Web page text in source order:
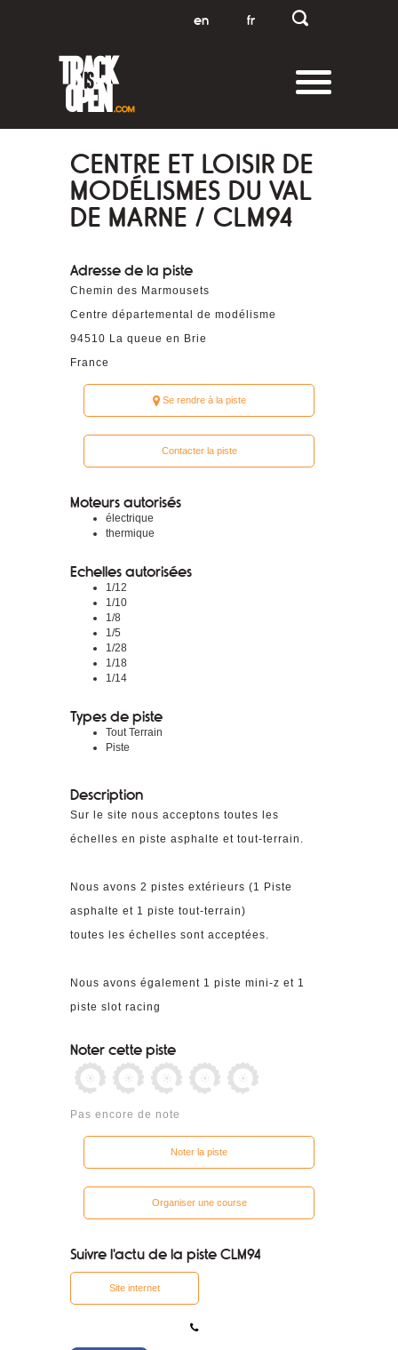
en fr
CENTRE ET LOISIR DE
MODÉLISMES DU VAL
DE MARNE / CLM94
Adresse de la piste
Chemin des Marmousets
Centre départemental de modélisme
94510 La queue en Brie
France
Se rendre à la piste
Contacter la piste
Moteurs autorisés
électrique
thermique
Echelles autorisées
1/12
1/10
1/8
1/5
1/28
1/18
1/14
Types de piste
Tout Terrain
Piste
Description
Sur le site nous acceptons toutes les
échelles en piste asphalte et tout-terrain.
Nous avons 2 pistes extérieurs (1 Piste
asphalte et 1 piste tout-terrain)
toutes les échelles sont acceptées.
Nous avons également 1 piste mini-z et 1
piste slot racing
Noter cette piste
Pas encore de note
Noter la piste
Organiser une course
Suivre l'actu de la piste CLM94
Site internet